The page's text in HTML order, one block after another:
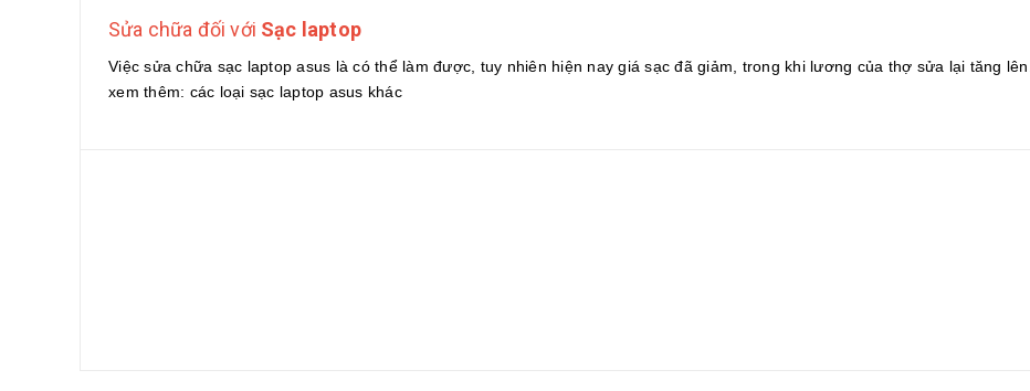
Sửa chữa đối với Sạc laptop
Việc sửa chữa sạc laptop asus là có thể làm được, tuy nhiên hiện nay giá sạc đã giảm, trong khi lương của thợ sửa lại tăng lên.
xem thêm: các loại sạc laptop asus khác